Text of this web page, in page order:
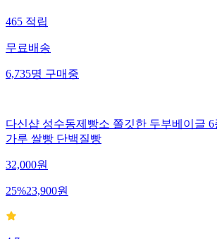
465적립
무료배송
6,735명구매중
다신샵 성수동제빵소 쫄깃한 두부베이글
가루 쌀빵 단백질빵
32,000원
25%23,900원